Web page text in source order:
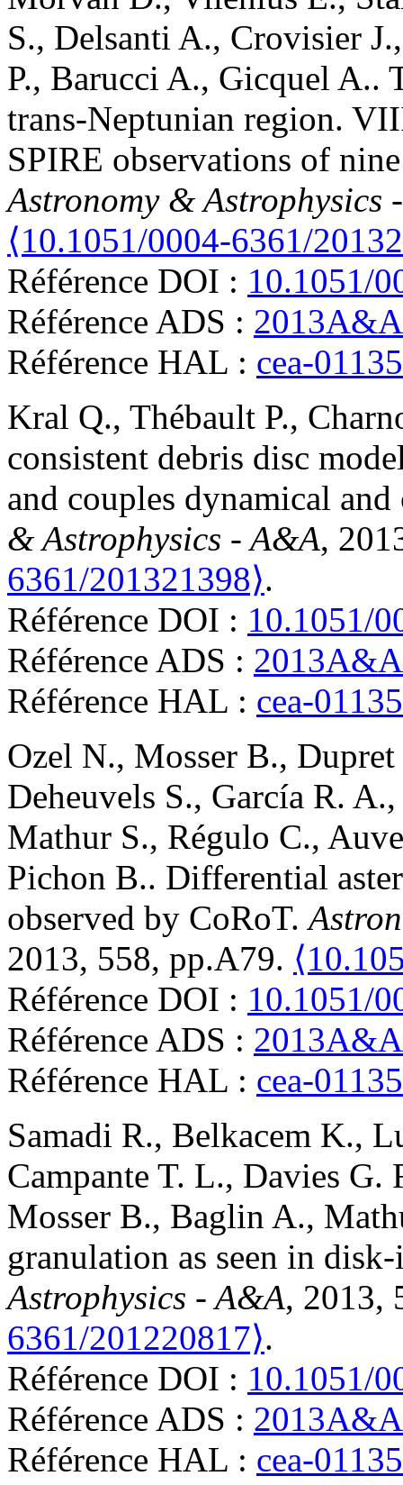
S., Delsanti A., Crovisier J.
P., Barucci A., Gicquel A..
trans-Neptunian region.
SPIRE observations of
Astronomy & Astrophysics
⟨10.1051/0004-6361/
Référence DOI : 10.1051/
Référence ADS :
Référence HAL : cea-
Kral Q., Thébault P.,
consistent debris disc
and couples dynamical
& Astrophysics - A&A,
6361/201321398⟩.
Référence DOI : 10.1051/
Référence ADS :
Référence HAL : cea-
Ozel N., Mosser B., Dupret
Deheuvels S., García R. A.
Mathur S., Régulo C.,
Pichon B.. Differential
observed by CoRoT.
2013, 558, pp.A79.
Référence DOI : 10.1051/
Référence ADS :
Référence HAL : cea-
Samadi R., Belkacem K.,
Campante T. L., Davies G.
Mosser B., Baglin A.,
granulation as seen in
Astrophysics - A&A, 2013,
6361/201220817⟩.
Référence DOI : 10.1051/
Référence ADS :
Référence HAL : cea-